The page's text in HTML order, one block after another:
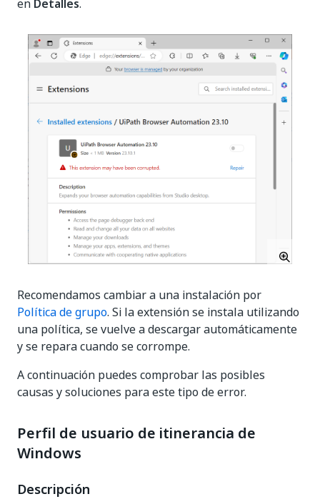
en Detalles.
Recomendamos cambiar a una instalación por
Política de grupo. Si la extensión se instala utilizando
una política, se vuelve a descargar automáticamente
y se repara cuando se corrompe.
A continuación puedes comprobar las posibles
causas y soluciones para este tipo de error.
Perfil de usuario de itinerancia de
Windows
Descripción